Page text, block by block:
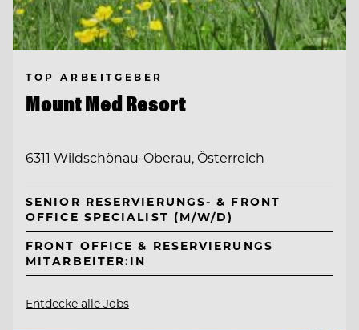
TOP ARBEITGEBER
Mount Med Resort
6311 Wildschönau-Oberau, Österreich
SENIOR RESERVIERUNGS- & FRONT
OFFICE SPECIALIST (M/W/D)
FRONT OFFICE & RESERVIERUNGS
MITARBEITER:IN
Entdecke alle Jobs